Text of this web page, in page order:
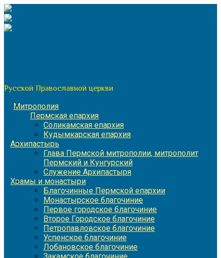
Перейти
к
содержимому
Русской Православной церкви
Митрополия
Пермская епархия
Соликамская епархия
Кудымкарская епархия
Архипастырь
Глава Пермской митрополии, митрополит
Пермский и Кунгурский
Служение Архипастыря
Храмы и монастыри
Благочинные Пермской епархии
Монастырское благочиние
Первое городское благочиние
Второе Городское благочиние
Петропавловское благочиние
Успенское благочиние
Лобановское благочиние